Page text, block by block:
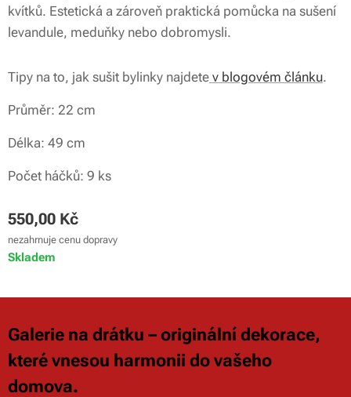
sušák na bylinky s fialovými keramickými korálky
drátovaný bylinkovník
závěsný drátovaný sušák na bylinky
drátovaný bylinkovník
kvítků. Estetická a zároveň praktická pomůcka na sušení
levandule, meduňky nebo dobromysli.
Tipy na to, jak sušit bylinky najdete v blogovém článku.
Průměr: 22 cm
Délka: 49 cm
Počet háčků: 9 ks
550,00 Kč
nezahrnuje cenu dopravy
Skladem
Galerie na drátku – originální dekorace,
které vnesou harmonii do vašeho
domova.